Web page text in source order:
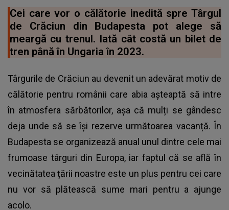
Cei care vor o călătorie inedită spre Târgul
de Crăciun din Budapesta pot alege să
meargă cu trenul. Iată cât costă un bilet de
tren până în Ungaria în 2023.
Târgurile de Crăciun au devenit un adevărat motiv de
călătorie pentru românii care abia așteaptă să intre
în atmosfera sărbătorilor, așa că mulți se gândesc
deja unde să se își rezerve următoarea vacanță. În
Budapesta se organizează anual unul dintre cele mai
frumoase târguri din Europa, iar faptul că se află în
vecinătatea țării noastre este un plus pentru cei care
nu vor să plătească sume mari pentru a ajunge
acolo.